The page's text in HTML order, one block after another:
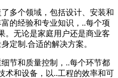
多个领域，包括设计、安装和
的经验和专业知识，..每个项
。无论是家庭用户还是商业客
定制.合适的解决方案。
节和质量控制，..每个环节都
术和设备，以..工程的效率和可